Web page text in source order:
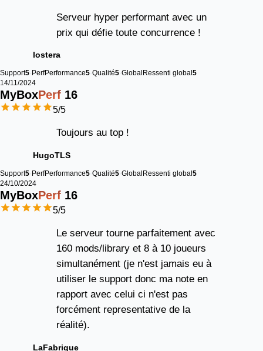
Serveur hyper performant avec un
prix qui défie toute concurrence !
lostera
Support5 PerfPerformance5 Qualité5 Global Ressenti global 5
14/11/2024
MyBoxPerf 16
5/5
Toujours au top !
HugoTLS
Support5 PerfPerformance5 Qualité5 Global Ressenti global 5
24/10/2024
MyBoxPerf 16
5/5
Le serveur tourne parfaitement avec
160 mods/library et 8 à 10 joueurs
simultanément (je n'est jamais eu à
utiliser le support donc ma note en
rapport avec celui ci n'est pas
forcément representative de la
réalité).
LaFabrique